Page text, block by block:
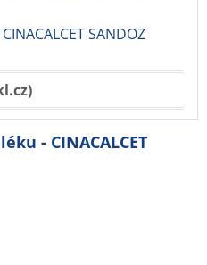
SANDOZ
- CINACALCET